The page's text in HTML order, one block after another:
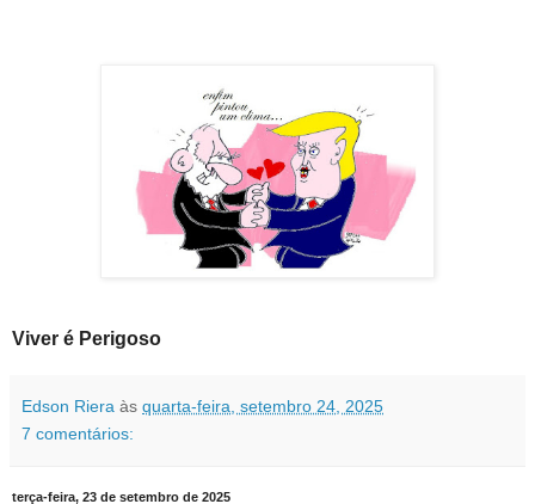
Viver é Perigoso
Edson Riera às quarta-feira, setembro 24, 2025
7 comentários:
terça-feira, 23 de setembro de 2025